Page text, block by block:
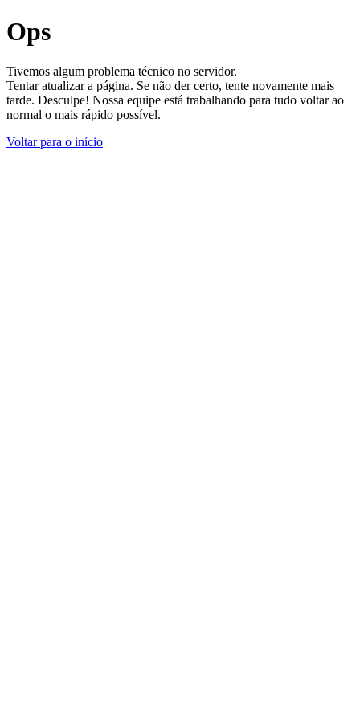
Ops
Tivemos algum problema técnico no servidor.
Tentar atualizar a página. Se não der certo, tente novamente mais
tarde. Desculpe! Nossa equipe está trabalhando para tudo voltar ao
normal o mais rápido possível.
Voltar para o início